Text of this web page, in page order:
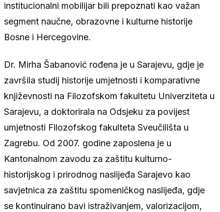
institucionalni mobilijar bili prepoznati kao važan
segment naučne, obrazovne i kulturne historije
Bosne i Hercegovine.
Dr. Mirha Šabanović rođena je u Sarajevu, gdje je
završila studij historije umjetnosti i komparativne
književnosti na Filozofskom fakultetu Univerziteta u
Sarajevu, a doktorirala na Odsjeku za povijest
umjetnosti Filozofskog fakulteta Sveučilišta u
Zagrebu. Od 2007. godine zaposlena je u
Kantonalnom zavodu za zaštitu kulturno-
historijskog i prirodnog naslijeđa Sarajevo kao
savjetnica za zaštitu spomeničkog naslijeđa, gdje
se kontinuirano bavi istraživanjem, valorizacijom,